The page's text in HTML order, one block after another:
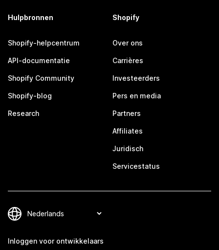
Hulpbronnen
Shopify-helpcentrum
API-documentatie
Shopify Community
Shopify-blog
Research
Shopify
Over ons
Carrières
Investeerders
Pers en media
Partners
Affiliates
Juridisch
Servicestatus
Inloggen voor ontwikkelaars